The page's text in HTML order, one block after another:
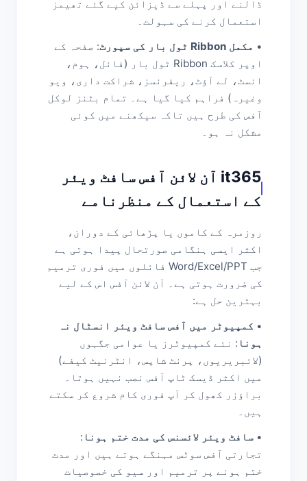
ڈالنے اور پہلے سے ڈیزائن کیے گئے تھیمز
استعمال کرنے کی سہولت۔
• مکمل Ribbon ٹول بار کی سپورٹ
: صفحہ کے
اوپر کلاسک Ribbon ٹول بار (فائل، ہوم،
انسٹ، لے آؤٹ، ریفرنسز، شراکت داری، ویو
وغیرہ) فراہم کیا گیا ہے۔ تمام بٹنز لوکل
آفس کی طرح ہیں تاکہ سیکھنے میں کوئی
مشکل نہ ہو۔
it365 آن لائن آفس سافٹ ویئر
کے استعمال کے منظرنامے
روزمرہ کے کاموں یا پڑھائی کے دوران،
اکثر ایسی ہنگامی صورتحال پیدا ہوتی ہے
جب Word/Excel/PPT فائلوں میں فوری ترمیم
کی ضرورت ہوتی ہے۔ آن لائن آفس اس کے لیے
بہترین حل ہے:
• کمپیوٹر میں آفس سافٹ ویئر انسٹال نہ
ہونا : نئے کمپیوٹرز یا عوامی جگہوں
(لائبریریوں، پرنٹ شاپس، انٹرنیٹ کیفے)
میں اکثر ڈیسک ٹاپ آفس نصب نہیں ہوتا۔
براؤزر کھول کر آپ فوری کام شروع کر سکتے
ہیں۔
• سافٹ ویئر لائسنس کی مدت ختم ہونا :
تجارتی آفس سوٹس مہنگے ہوتے ہیں اور مدت
ختم ہونے پر ترمیم اور سیو کی خصوصیات